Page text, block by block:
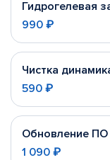
Гидрогелевая
990 ₽
Чистка
590 ₽
Обновление ПО
1 090 ₽